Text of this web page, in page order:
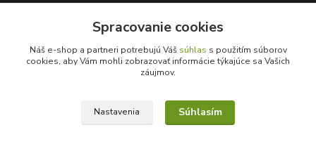
+421 908 401 224
info@kvetyzraja.sk
Spracovanie cookies
Náš e-shop a partneri potrebujú Váš súhlas s použitím súborov
cookies, aby Vám mohli zobrazovať informácie týkajúce sa Vašich
záujmov.
Nastavenia Súhlasím